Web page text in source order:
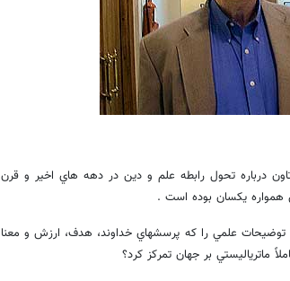
درباره تحول رابطه علم و دين در دهه هاي اخير و قرن
يكسان بوده است .
علمي را كه پرسشهاي خداوند، هدف، ارزش و معنا
ماترياليستي بر جهان تمركز كرد؟